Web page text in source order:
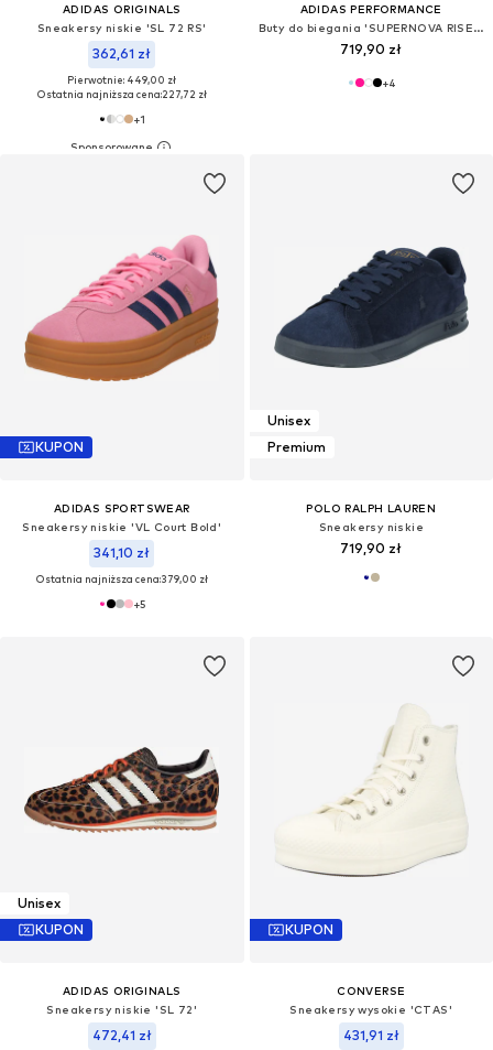
ADIDAS ORIGINALS
Sneakersy niskie 'SL 72 RS'
362,61 zł
Pierwotnie: 449,00 zł
Ostatnia najniższa cena:227,72 zł
+1
ADIDAS PERFORMANCE
Buty do biegania 'SUPERNOVA RISE 3'
719,90 zł
+4
KUPON
ADIDAS SPORTSWEAR
Sneakersy niskie 'VL Court Bold'
341,10 zł
Ostatnia najniższa cena:379,00 zł
+5
Unisex
Premium
POLO RALPH LAUREN
Sneakersy niskie
719,90 zł
Unisex
KUPON
ADIDAS ORIGINALS
Sneakersy niskie 'SL 72'
472,41 zł
KUPON
CONVERSE
Sneakersy wysokie 'CTAS'
431,91 zł